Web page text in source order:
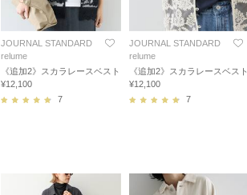
JOURNAL STANDARD
relume
《追加2》スカラレースベスト
¥12,100
7
JOURNAL STANDARD
relume
《追加2》スカラレースベスト
¥12,100
7